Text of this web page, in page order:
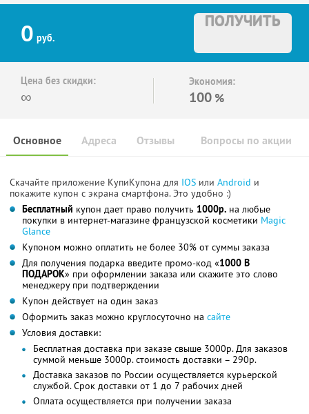
0 руб.
ПОЛУЧИТЬ
Цена без скидки:
∞
Экономия:
100 %
Основное Отзывы Вопросы по акции
Адреса
Скачайте приложение КупиКупона для IOS или Android и
покажите купон с экрана смартфона. Это удобно :)
Бесплатный купон дает право получить 1000р. на любые
покупки в интернет-магазине французской косметики Magic
Glance
Купоном можно оплатить не более 30% от суммы заказа
Для получения подарка введите промо-код «1000 В
ПОДАРОК» при оформлении заказа или скажите это слово
менеджеру при подтверждении
Купон действует на один заказ
Оформить заказ можно круглосуточно на сайте
Условия доставки:
Бесплатная доставка при заказе свыше 3000р. Для заказов
суммой меньше 3000р. стоимость доставки – 290р.
Доставка заказов по России осуществляется курьерской
службой. Срок доставки от 1 до 7 рабочих дней
Оплата осуществляется при получении заказа